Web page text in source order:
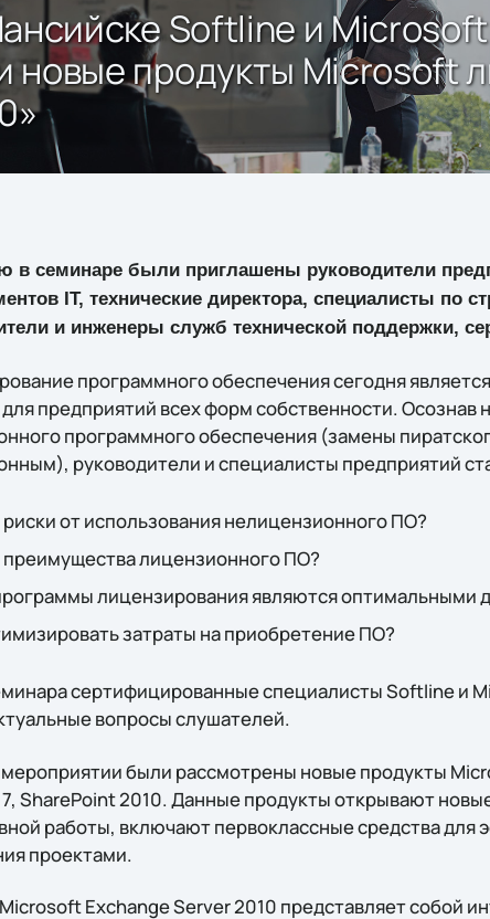
Softline и
новые продукты Microsoft
в семинаре были приглашены руководители
IT, технические директора, специалисты по
и инженеры служб технической поддержки,
программного обеспечения сегодня
предприятий всех форм собственности. Осознав
программного обеспечения (замены
руководители и специалисты предприятий
от использования нелицензионного ПО?
преимущества лицензионного ПО?
лицензирования являются оптимальными
затраты на приобретение ПО?
сертифицированные специалисты Softline и
вопросы слушателей.
были рассмотрены новые продукты
SharePoint 2010. Данные продукты открывают
работы, включают первоклассные средства для
проектами.
Exchange Server 2010 представляет собой